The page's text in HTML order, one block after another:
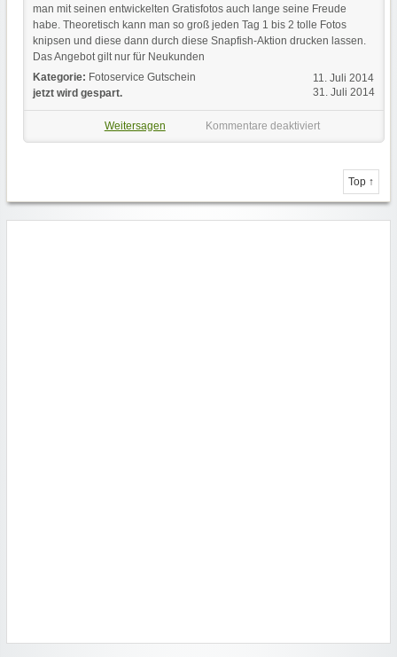
man mit seinen entwickelten Gratisfotos auch lange seine Freude
habe. Theoretisch kann man so groß jeden Tag 1 bis 2 tolle Fotos
knipsen und diese dann durch diese Snapfish-Aktion drucken lassen.
Das Angebot gilt nur für Neukunden
11. Juli 2014
31. Juli 2014
Kategorie: Fotoservice Gutschein
jetzt wird gespart.
Weitersagen Kommentare deaktiviert
Top ↑